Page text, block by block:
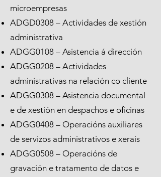
microempresas
ADGD0308 – Actividades de xestión
administrativa
ADGG0108 – Asistencia á dirección
ADGG0208 – Actividades
administrativas na relación co cliente
ADGG0308 – Asistencia documental
e de xestión en despachos e oficinas
ADGG0408 – Operacións auxiliares
de servizos administrativos e xerais
ADGG0508 – Operacións de
gravación e tratamento de datos e